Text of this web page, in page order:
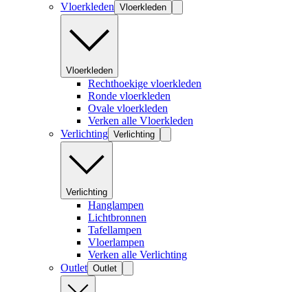
Vloerkleden Vloerkleden
Vloerkleden
Rechthoekige vloerkleden
Ronde vloerkleden
Ovale vloerkleden
Verken alle Vloerkleden
Verlichting Verlichting
Verlichting
Hanglampen
Lichtbronnen
Tafellampen
Vloerlampen
Verken alle Verlichting
Outlet Outlet